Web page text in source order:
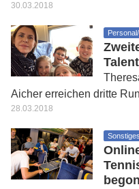
30.03.2018
Aicher erreichen dritte
28.03.2018
Sonstiges